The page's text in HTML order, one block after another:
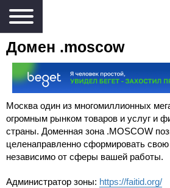
Домен .moscow
Москва один из многомиллионных
огромным рынком товаров и услуг и
страны. Доменная зона .MOSCOW
целенаправленно сформировать
независимо от сферы вашей работы.
Администратор зоны: https://faitid.org/